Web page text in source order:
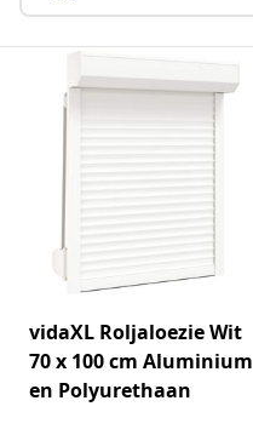
vidaXL Roljaloezie Wit
70 x 100 cm Aluminium
en Polyurethaan